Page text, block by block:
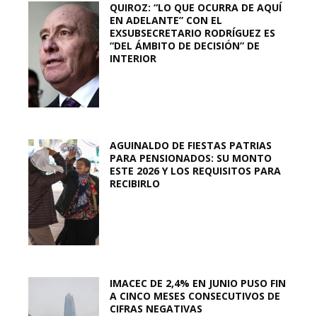
QUIROZ: “LO QUE OCURRA DE AQUÍ
EN ADELANTE” CON EL
EXSUBSECRETARIO RODRÍGUEZ ES
“DEL ÁMBITO DE DECISIÓN” DE
INTERIOR
AGUINALDO DE FIESTAS PATRIAS
PARA PENSIONADOS: SU MONTO
ESTE 2026 Y LOS REQUISITOS PARA
RECIBIRLO
IMACEC DE 2,4% EN JUNIO PUSO FIN
A CINCO MESES CONSECUTIVOS DE
CIFRAS NEGATIVAS